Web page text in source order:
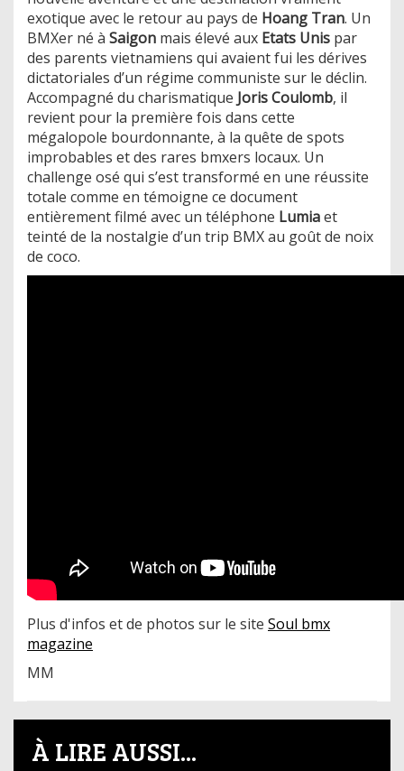
exotique avec le retour au pays de Hoang Tran. Un
BMXer né à Saigon mais élevé aux Etats Unis par
des parents vietnamiens qui avaient fui les dérives
dictatoriales d’un régime communiste sur le déclin.
Accompagné du charismatique Joris Coulomb, il
revient pour la première fois dans cette
mégalopole bourdonnante, à la quête de spots
improbables et des rares bmxers locaux. Un
challenge osé qui s’est transformé en une réussite
totale comme en témoigne ce document
entièrement filmé avec un téléphone Lumiaet
teinté de la nostalgie d’un trip BMX au goût de noix
de coco.
Plus d'infos et de photos sur le site Soul bmx
magazine
MM
À LIRE AUSSI...